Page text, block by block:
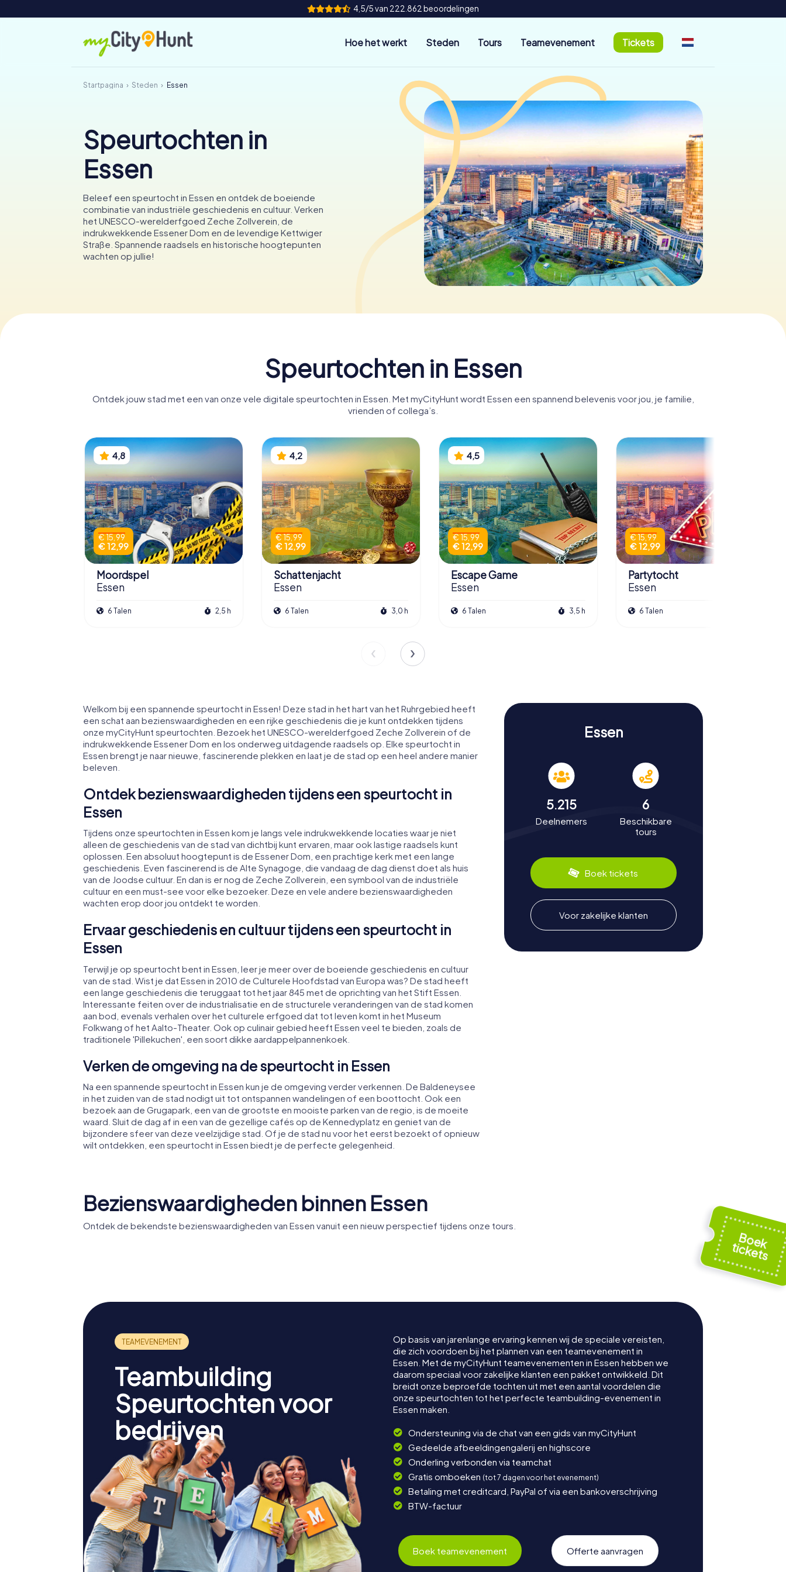
4,5/5 van 222.862 beoordelingen
Hoe het werkt Steden Tours Teamevenement Tickets
Startpagina Steden Essen
Speurtochten in
Essen
Beleef een speurtocht in Essen en ontdek de boeiende
combinatie van industriële geschiedenis en cultuur. Verken
het UNESCO-werelderfgoed Zeche Zollverein, de
indrukwekkende Essener Dom en de levendige Kettwiger
Straße. Spannende raadsels en historische hoogtepunten
wachten op jullie!
Speurtochten in Essen
Ontdek jouw stad met een van onze vele digitale speurtochten in Essen. Met myCityHunt wordt Essen een spannend belevenis voor jou, je familie,
vrienden of collega’s.
4,8
€ 15,99
€ 12,99
Moordspel
Essen
6 Talen 2,5 h
4,2
€ 15,99
€ 12,99
Schattenjacht
Essen
6 Talen 3,0 h
4,5
€ 15,99
€ 12,99
Escape Game
Essen
6 Talen 3,5 h
€ 15,99
€ 12,99
Partytocht
Essen
6 Talen
Welkom bij een spannende speurtocht in Essen! Deze stad in het hart van het Ruhrgebied heeft
een schat aan bezienswaardigheden en een rijke geschiedenis die je kunt ontdekken tijdens
onze myCityHunt speurtochten. Bezoek het UNESCO-werelderfgoed Zeche Zollverein of de
indrukwekkende Essener Dom en los onderweg uitdagende raadsels op. Elke speurtocht in
Essen brengt je naar nieuwe, fascinerende plekken en laat je de stad op een heel andere manier
beleven.
Ontdek bezienswaardigheden tijdens een speurtocht in
Essen
Tijdens onze speurtochten in Essen kom je langs vele indrukwekkende locaties waar je niet
alleen de geschiedenis van de stad van dichtbij kunt ervaren, maar ook lastige raadsels kunt
oplossen. Een absoluut hoogtepunt is de Essener Dom, een prachtige kerk met een lange
geschiedenis. Even fascinerend is de Alte Synagoge, die vandaag de dag dienst doet als huis
van de Joodse cultuur. En dan is er nog de Zeche Zollverein, een symbool van de industriële
cultuur en een must-see voor elke bezoeker. Deze en vele andere bezienswaardigheden
wachten erop door jou ontdekt te worden.
Ervaar geschiedenis en cultuur tijdens een speurtocht in
Essen
Terwijl je op speurtocht bent in Essen, leer je meer over de boeiende geschiedenis en cultuur
van de stad. Wist je dat Essen in 2010 de Culturele Hoofdstad van Europa was? De stad heeft
een lange geschiedenis die teruggaat tot het jaar 845 met de oprichting van het Stift Essen.
Interessante feiten over de industrialisatie en de structurele veranderingen van de stad komen
aan bod, evenals verhalen over het culturele erfgoed dat tot leven komt in het Museum
Folkwang of het Aalto-Theater. Ook op culinair gebied heeft Essen veel te bieden, zoals de
traditionele 'Pillekuchen', een soort dikke aardappelpannenkoek.
Verken de omgeving na de speurtocht in Essen
Na een spannende speurtocht in Essen kun je de omgeving verder verkennen. De Baldeneysee
in het zuiden van de stad nodigt uit tot ontspannen wandelingen of een boottocht. Ook een
bezoek aan de Grugapark, een van de grootste en mooiste parken van de regio, is de moeite
waard. Sluit de dag af in een van de gezellige cafés op de Kennedyplatz en geniet van de
bijzondere sfeer van deze veelzijdige stad. Of je de stad nu voor het eerst bezoekt of opnieuw
wilt ontdekken, een speurtocht in Essen biedt je de perfecte gelegenheid.
Essen
5.215
Deelnemers
6
Beschikbare
tours
Boek tickets
Voor zakelijke klanten
Bezienswaardigheden binnen Essen
Ontdek de bekendste bezienswaardigheden van Essen vanuit een nieuw perspectief tijdens onze tours.
Teambuilding
Speurtochten voor
bedrijven
Op basis van jarenlange ervaring kennen wij de speciale vereisten,
die zich voordoen bij het plannen van een teamevenement in
Essen. Met de myCityHunt teamevenementen in Essen hebben we
daarom speciaal voor zakelijke klanten een pakket ontwikkeld. Dit
breidt onze beproefde tochten uit met een aantal voordelen die
onze speurtochten tot het perfecte teambuilding-evenement in
Essen maken.
Ondersteuning via de chat van een gids van myCityHunt
Gedeelde afbeeldingengalerij en highscore
Onderling verbonden via teamchat
Gratis omboeken (tot 7 dagen voor het evenement)
Betaling met creditcard, PayPal of via een bankoverschrijving
BTW-factuur
Boek teamevenement Offerte aanvragen